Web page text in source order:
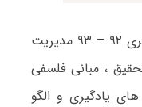
دفترچه سوالات تخصصی آزمون دکتری ۹۲ – ۹۳ مدیریت
، مبانی فلسفی
یادگیری و الگو